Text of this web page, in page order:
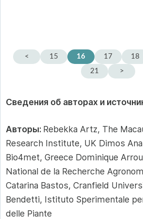
< 15 16 17 18
21
>
Сведения об авторах и
Авторы: Rebekka Artz, The
Research Institute, UK Dimos
Bio4met, Greece Dominique
National de la Recherche
Catarina Bastos, Cranfield
Bendetti, Istituto Sperimentale
delle Piante